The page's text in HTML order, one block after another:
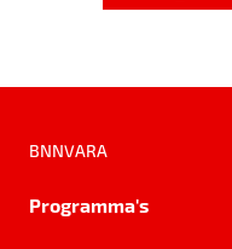
BNNVARA
Programma's